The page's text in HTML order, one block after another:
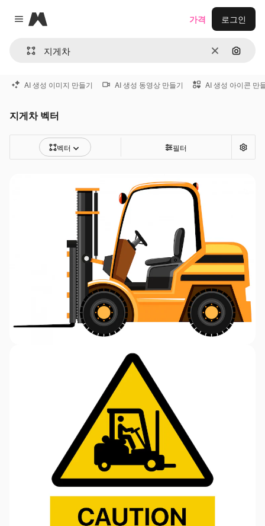
Close menu
Magnific
지우기이미지
가격 로그인
AI 생성 이미지 만들기 AI 생성 동영상 만들기 AI 생성 아이콘 만
지게차 벡터
벡터 필터